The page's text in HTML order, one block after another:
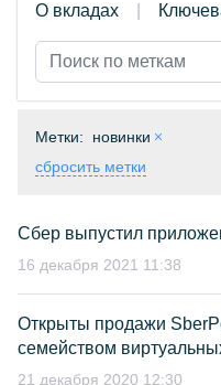
О вкладах
Метки:
новинки
сбросить метки
Сбер выпустил
16 декабря 2021 11:38
Открыты продажи
семейством
21 декабря 2020 12:30